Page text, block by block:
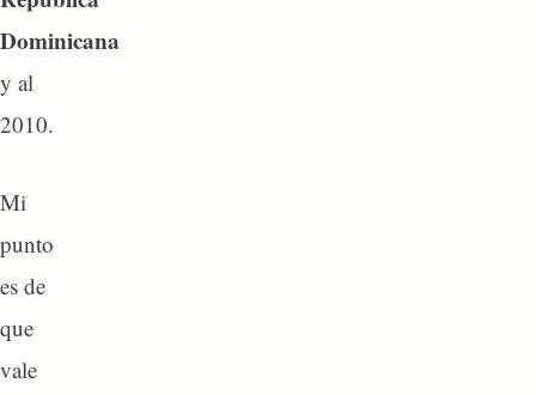
Dominicana
y al
2010.
Mi
punto
es de
que
vale